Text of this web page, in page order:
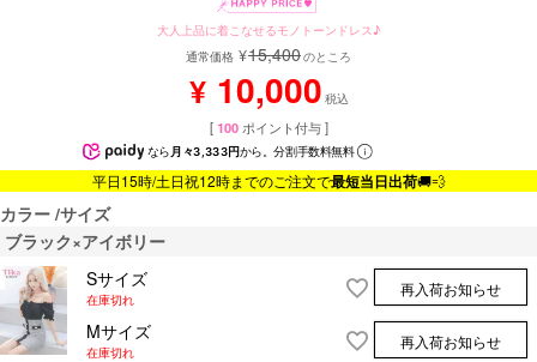
大人上品に着こなせるモノトーンドレス♪
通常価格 ¥15,400のところ
¥ 10,000 税込
[ 100 ポイント付与 ]
なら月々3,333円から。分割手数料無料
平日15時/土日祝12時までのご注文で最短当日出荷🚚💨
カラー サイズ
ブラック×アイボリー
Sサイズ
在庫切れ
再入荷お知らせ
Mサイズ
在庫切れ
再入荷お知らせ